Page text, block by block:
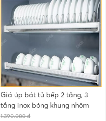
Giá úp bát tủ bếp 2 tầng, 3
tầng inox bóng khung nhôm
1.390.000 đ